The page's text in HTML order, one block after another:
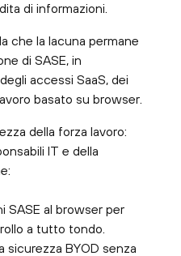
di informazioni.
che la lacuna permane
di SASE, in
accessi SaaS, dei
basato su browser.
della forza lavoro:
IT e della
SASE al browser per
a tutto tondo.
sicurezza BYOD senza